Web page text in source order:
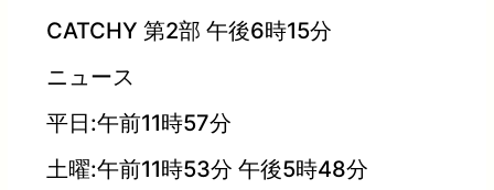
CATCHY 第2部 午後6時15分
ニュース
平日:午前11時57分
土曜:午前11時53分 午後5時48分